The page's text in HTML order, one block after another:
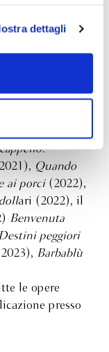
visione
la
tutti” presti
revocare in
dettagli
(1985),Tutti i
l’Apocalisse
Piano
Quando
ai porci(2022),
ari (2022), il
Benvenuta
Destini peggiori
Barbablù
le opere
presso